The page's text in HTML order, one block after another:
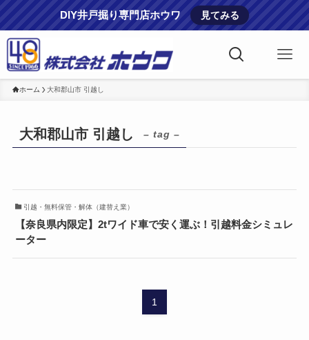
DIY井戸掘り専門店ホウワ 見てみる
ホーム 大和郡山市 引越し
大和郡山市 引越し – tag –
引越・無料保管・解体（建替え業）
【奈良県内限定】2tワイド車で安く運ぶ！引越料金シミュレ
ーター
1